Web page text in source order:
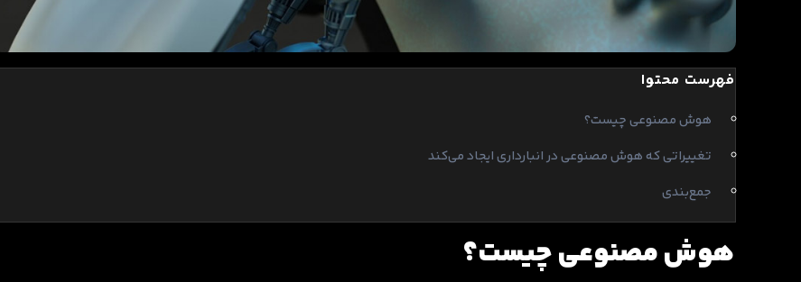
فهرست محتوا
هوش مصنوعی چیست؟
تغییراتی که هوش مصنوعی در انبارداری ایجاد می‌کند
جمع‌بندی
هوش مصنوعی چیست؟